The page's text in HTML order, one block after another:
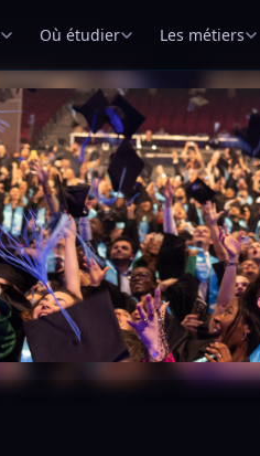
Où étudier Les métiers